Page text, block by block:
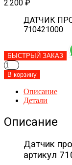
2.200 ₽
ДАТЧИК
710421000
БЫСТРЫЙ ЗАКАЗ
Количество
товара
Датчик
протока
Baxi
5
артикул
В корзину
Описание
Детали
Описание
Датчик
артикул